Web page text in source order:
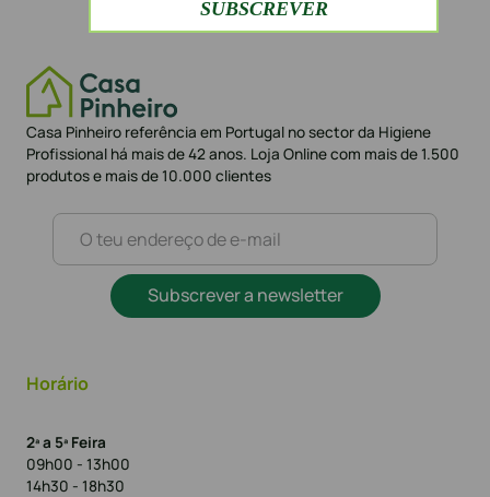
Casa Pinheiro referência em Portugal no sector da Higiene
Profissional há mais de 42 anos. Loja Online com mais de 1.500
produtos e mais de 10.000 clientes
Subscrever a newsletter
Horário
2ª a 5ª Feira
09h00 - 13h00
14h30 - 18h30